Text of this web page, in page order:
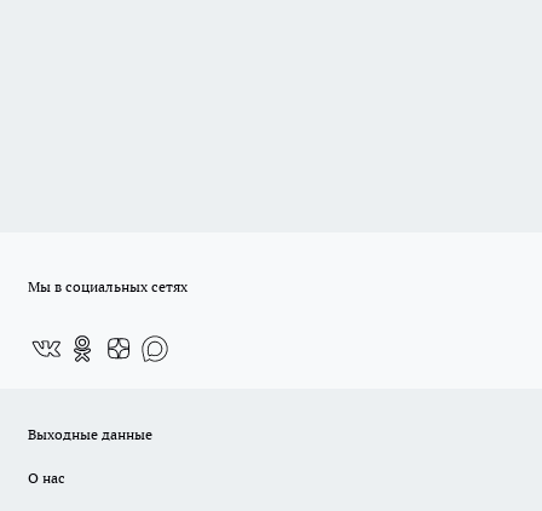
Мы в социальных сетях
Выходные данные
О нас